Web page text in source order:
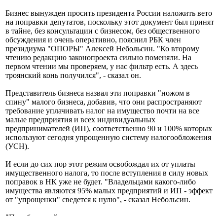
Бизнес вынужден просить президента России наложить вето
на поправки депутатов, поскольку этот документ был принят
в тайне, без консультации с бизнесом, без общественного
обсуждения и очень оперативно, пояснил РБК член
президиума "ОПОРЫ" Алексей Небольсин. "Ко второму
чтению редакцию законопроекта сильно поменяли. На
первом чтении мы проверяем, у нас фильтр есть. А здесь
троянский конь получился", - сказал он.
Представитель бизнеса назвал эти поправки "ножом в
спину" малого бизнеса, добавив, что они распространяют
требование уплачивать налог на имущество почти на все
малые предприятия и всех индивидуальных
предпринимателей (ИП), соответственно 90 и 100% которых
используют сегодня упрощенную систему налогообложения
(УСН).
И если до сих пор этот режим освобождал их от уплаты
имущественного налога, то после вступления в силу новых
поправок в НК уже не будет. "Владельцами какого-либо
имущества являются 95% малых предприятий и ИП - эффект
от "упрощенки" сведется к нулю", - сказал Небольсин.